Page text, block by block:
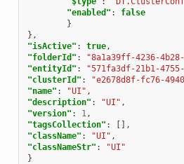
"enabled" :
false
}
},
"isActive" : true,
"folderId" : "8a1a39ff-4236-
"entityId" : "571fa3df-21b1-
"clusterId" : "e2678d8f-fc76-
"name" : "UI" ,
"description" : "UI" ,
"version" : 1,
"tagsCollection" :
[],
"className" : "UI" ,
"classNameStr" :
"UI"
}